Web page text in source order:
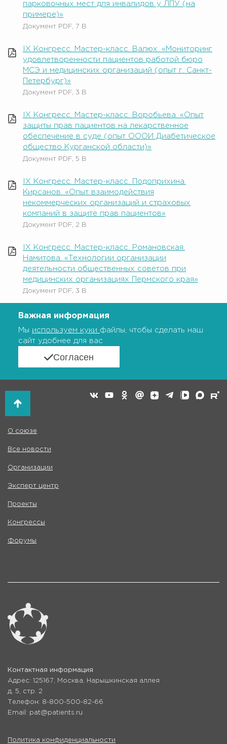
парковочных мест для инвалидов у ЛПУ (на
примере)»
Документ PDF, 7 B
IX Конгресс. Мастер-класс. Валюх. «Мониторинг
удовлетворенности пациентов работой бюро
МСЭ и медицинских организаций (опыт г. Санкт-
Петербург)»
Документ PDF, 3 B
IX Конгресс. Мастер-класс. Воробьева. «Опыт
защиты прав пациентов на лекарственное
обеспечение в суде (опыт ОООИ Диабетическое
общество Курганской области)»
Документ PDF, 5 B
IX Конгресс. Мастер-класс. Подоприхина.
Кирсанов. «Опыт взаимодействия
некоммерческих организаций и страховых
компаний в защите прав пациентов»
Документ PDF, 2 B
IX Конгресс. Мастер-класс. Романовская.
Намитова. «Технологии организации
деятельности общественных советов при
медицинских организациях Пермского края»
Документ PDF, 3 B
Важная информация
Мы используем куки файлы, чтобы сделать наш
сайт удобнее для вас
Согласен
О союзе
Все новости
Организации
Эксперт центр
Проекты
Конгрессы
Форумы
Контактная информация
Адрес: 125167, Москва, Нарышкинская аллея
д. 5, стр. 2
Телефон: 8-800-500-82-66
Email: pat@patients.ru
Политика конфиденциальности